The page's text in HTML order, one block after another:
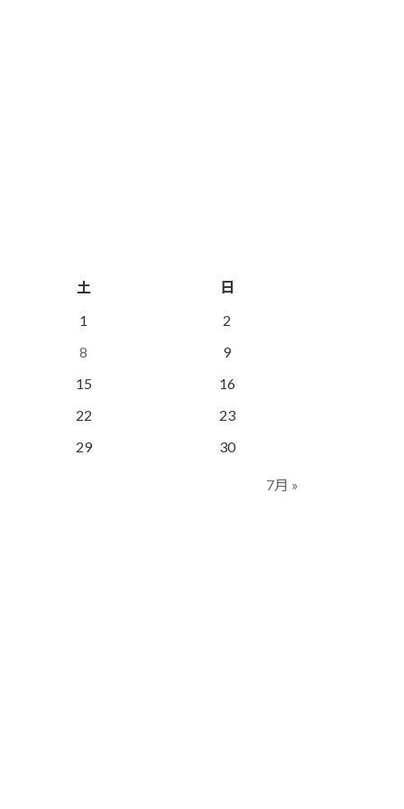
土
日
1
2
8
9
15
16
22
23
29
30
7月 »